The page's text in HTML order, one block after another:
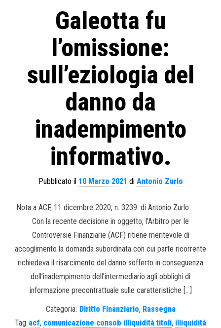
Galeotta fu
l’omissione:
sull’eziologia del
danno da
inadempimento
informativo.
Pubblicato il 10 Marzo 2021 di Antonio Zurlo
Nota a ACF, 11 dicembre 2020, n. 3239. di Antonio Zurlo
Con la recente decisione in oggetto, l’Arbitro per le
Controversie Finanziarie (ACF) ritiene meritevole di
accoglimento la domanda subordinata con cui parte ricorrente
richiedeva il risarcimento del danno sofferto in conseguenza
dell’inadempimento dell’intermediario agli obblighi di
informazione precontrattuale sulle caratteristiche […]
Categoria: Diritto Finanziario, Rassegna
Tag acf, comunicazione consob illiquidità titoli, illiquidità